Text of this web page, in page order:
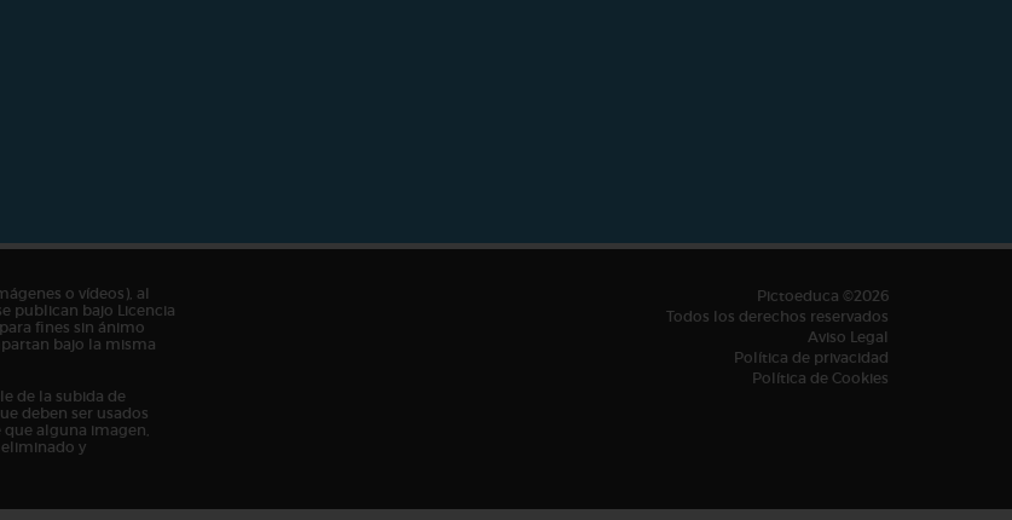
o vídeos), al
publican bajo Licencia
fines sin ánimo
bajo la misma
de la subida de
deben ser usados
alguna imagen,
y
Pictoeduca ©2026
Todos los derechos reservados
Aviso Legal
Política de privacidad
Política de Cookies